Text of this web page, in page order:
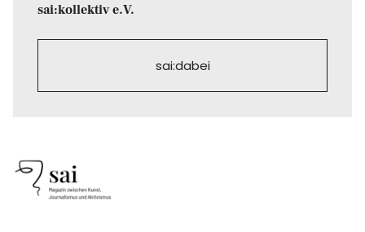
sai:kollektiv e.V.
sai:dabei